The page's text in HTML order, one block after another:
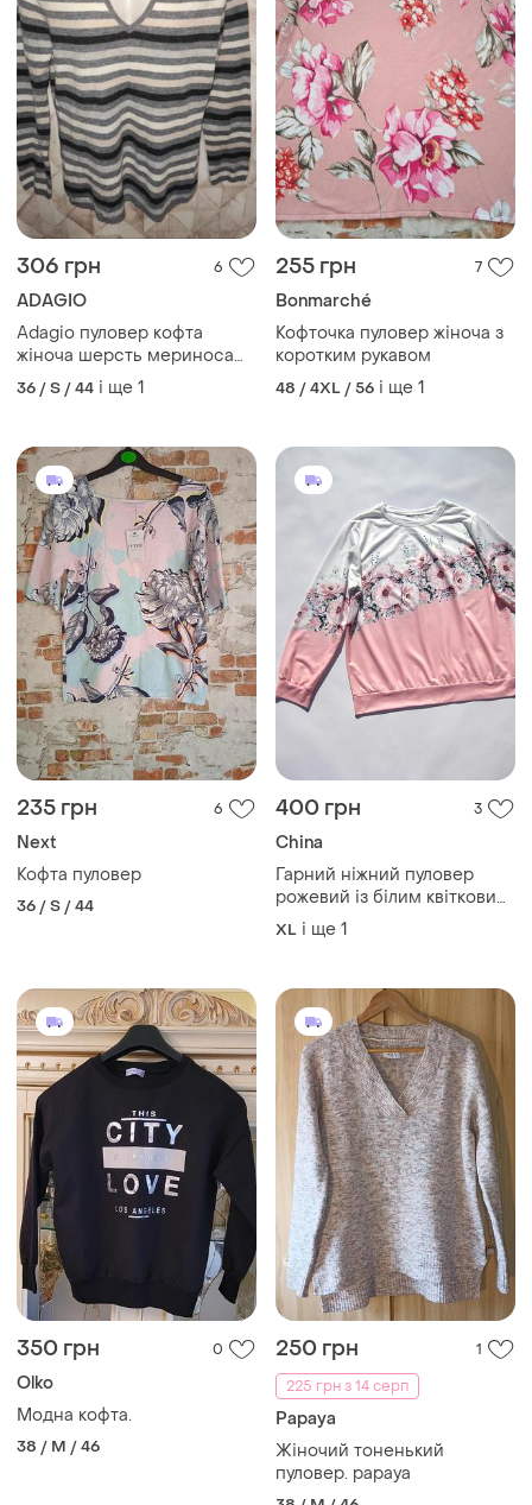
306 грн 6
ADAGIO
Adagio пуловер кофта
жіноча шерсть мериноса
кашемір 38 44 46
36 / S / 44 і ще 1
255 грн 7
Bonmarché
Кофточка пуловер жіноча з
коротким рукавом
48 / 4XL / 56 і ще 1
235 грн 6
Next
Кофта пуловер
36 / S / 44
400 грн 3
China
Гарний ніжний пуловер
рожевий із білим квітковим
принтом
XL і ще 1
350 грн 0
Olko
Модна кофта.
38 / M / 46
250 грн
1
225 грн з 14 серп
Papaya
Жіночий тоненький
пуловер. papaya